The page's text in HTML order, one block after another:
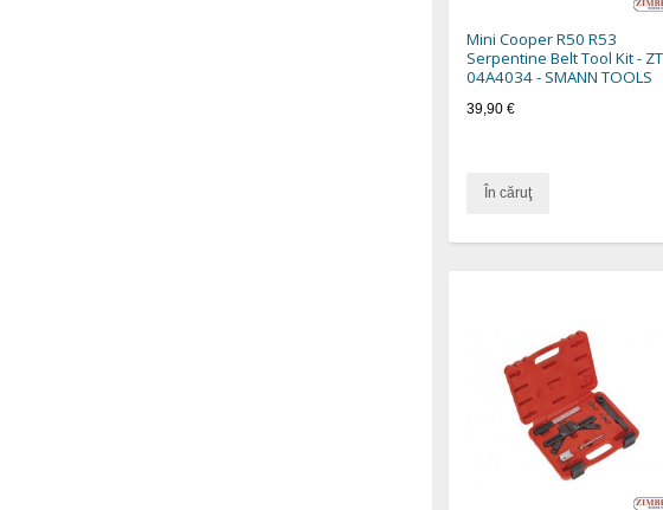
Mini Cooper R50 R53
Serpentine Belt Tool Kit -
04A4034 - SMANN TOOLS
39,90 €
În căruţ